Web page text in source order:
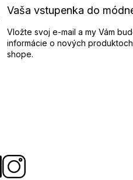
Vaša vstupenka do
Vložte svoj e-mail a my Vám
informácie o nových
shope.